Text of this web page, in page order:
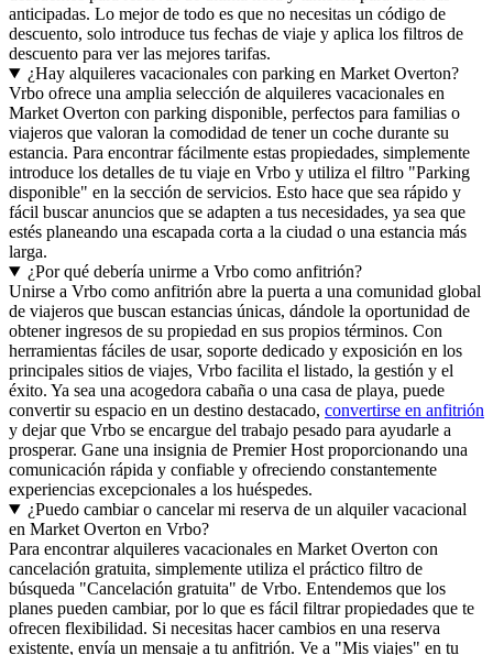
anticipadas. Lo mejor de todo es que no necesitas un código de
descuento, solo introduce tus fechas de viaje y aplica los filtros de
descuento para ver las mejores tarifas.
¿Hay alquileres vacacionales con parking en Market Overton?
Vrbo ofrece una amplia selección de alquileres vacacionales en
Market Overton con parking disponible, perfectos para familias o
viajeros que valoran la comodidad de tener un coche durante su
estancia. Para encontrar fácilmente estas propiedades, simplemente
introduce los detalles de tu viaje en Vrbo y utiliza el filtro "Parking
disponible" en la sección de servicios. Esto hace que sea rápido y
fácil buscar anuncios que se adapten a tus necesidades, ya sea que
estés planeando una escapada corta a la ciudad o una estancia más
larga.
¿Por qué debería unirme a Vrbo como anfitrión?
Unirse a Vrbo como anfitrión abre la puerta a una comunidad global
de viajeros que buscan estancias únicas, dándole la oportunidad de
obtener ingresos de su propiedad en sus propios términos. Con
herramientas fáciles de usar, soporte dedicado y exposición en los
principales sitios de viajes, Vrbo facilita el listado, la gestión y el
éxito. Ya sea una acogedora cabaña o una casa de playa, puede
convertir su espacio en un destino destacado, convertirse en anfitrión
y dejar que Vrbo se encargue del trabajo pesado para ayudarle a
prosperar. Gane una insignia de Premier Host proporcionando una
comunicación rápida y confiable y ofreciendo constantemente
experiencias excepcionales a los huéspedes.
¿Puedo cambiar o cancelar mi reserva de un alquiler vacacional
en Market Overton en Vrbo?
Para encontrar alquileres vacacionales en Market Overton con
cancelación gratuita, simplemente utiliza el práctico filtro de
búsqueda "Cancelación gratuita" de Vrbo. Entendemos que los
planes pueden cambiar, por lo que es fácil filtrar propiedades que te
ofrecen flexibilidad. Si necesitas hacer cambios en una reserva
existente, envía un mensaje a tu anfitrión. Ve a "Mis viajes" en tu